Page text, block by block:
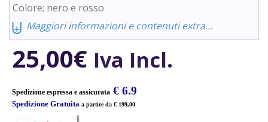
Colore: nero e rosso
⨄ Maggiori informazioni e contenuti extra...
25,00€ Iva Incl.
Spedizione espressa e assicurata € 6.9
Spedizione Gratuita a partire da € 199,00